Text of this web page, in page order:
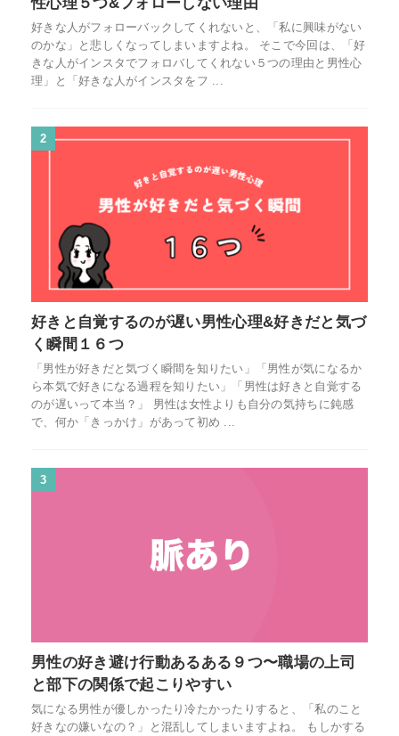
好きな人がフォローバックしてくれないと、「私に興味がない
のかな」と悲しくなってしまいますよね。 そこで今回は、「好
きな人がインスタでフォロバしてくれない５つの理由と男性心
理」と「好きな人がインスタをフ ...
2
好きと自覚するのが遅い男性心理&好きだと気づ
く瞬間１６つ
「男性が好きだと気づく瞬間を知りたい」「男性が気になるか
ら本気で好きになる過程を知りたい」「男性は好きと自覚する
のが遅いって本当？」 男性は女性よりも自分の気持ちに鈍感
で、何か「きっかけ」があって初め ...
3
男性の好き避け行動あるある９つ〜職場の上司
と部下の関係で起こりやすい
気になる男性が優しかったり冷たかったりすると、「私のこと
好きなの嫌いなの？」と混乱してしまいますよね。 もしかする